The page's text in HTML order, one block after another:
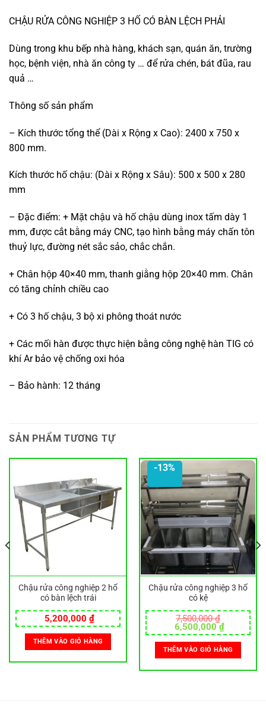
CHẬU RỬA CÔNG NGHIỆP 3 HỐ CÓ BÀN LỆCH PHẢI
Dùng trong khu bếp nhà hàng, khách sạn, quán ăn, trường
học, bệnh viện, nhà ăn công ty … để rửa chén, bát đũa, rau
quả …
Thông số sản phẩm
– Kích thước tổng thể (Dài x Rộng x Cao): 2400 x 750 x
800 mm.
Kích thước hố chậu: (Dài x Rộng x Sâu): 500 x 500 x 280
mm
– Đặc điểm: + Mặt chậu và hố chậu dùng inox tấm dày 1
mm, được cắt bằng máy CNC, tạo hình bằng máy chấn tôn
thuỷ lực, đường nét sắc sảo, chắc chắn.
+ Chân hộp 40×40 mm, thanh giằng hộp 20×40 mm. Chân
có tăng chỉnh chiều cao
+ Có 3 hố chậu, 3 bộ xi phông thoát nước
+ Các mối hàn được thực hiện bằng công nghệ hàn TIG có
khí Ar bảo vệ chống oxi hóa
– Bảo hành: 12 tháng
SẢN PHẨM TƯƠNG TỰ
Chậu rửa công nghiệp 2 hố
có bàn lệch trái
5,200,000 ₫
THÊM VÀO GIỎ HÀNG
-13%
Chậu rửa công nghiệp 3 hố
có kệ
7,500,000₫
Giá
gốc
là:
7,500,000 ₫.
6,500,000 ₫Giá
hiện
tại
là:
THÊM VÀO GIỎ HÀNG